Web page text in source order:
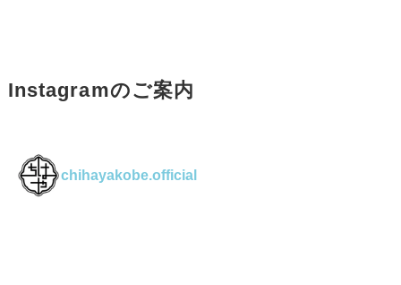
Instagramのご案内
chihayakobe.official